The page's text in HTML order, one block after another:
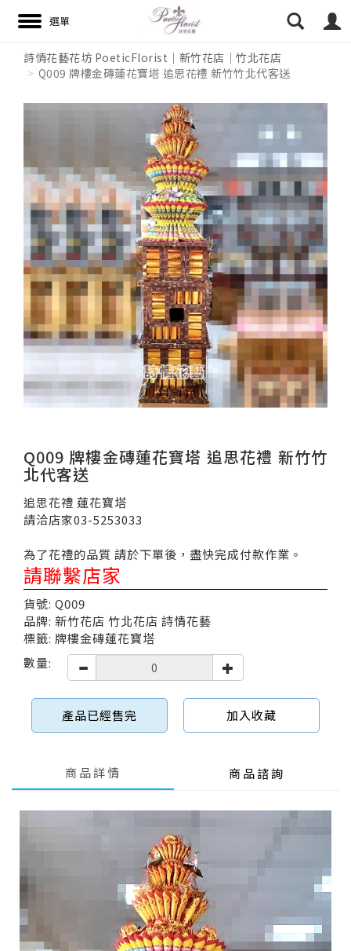
詩情花藝花坊 PoeticFlorist｜新竹花店｜竹北花店
Q009 牌樓金磚蓮花寶塔 追思花禮 新竹竹北代客送
Q009 牌樓金磚蓮花寶塔 追思花禮 新竹竹
北代客送
追思花禮 蓮花寶塔
請洽店家03-5253033
為了花禮的品質 請於下單後，盡快完成付款作業。
請聯繫店家
貨號: Q009
品牌: 新竹花店 竹北花店 詩情花藝
標籤: 牌樓金磚蓮花寶塔
數量:
產品已經售完 加入收藏
商品詳情 商品諮詢